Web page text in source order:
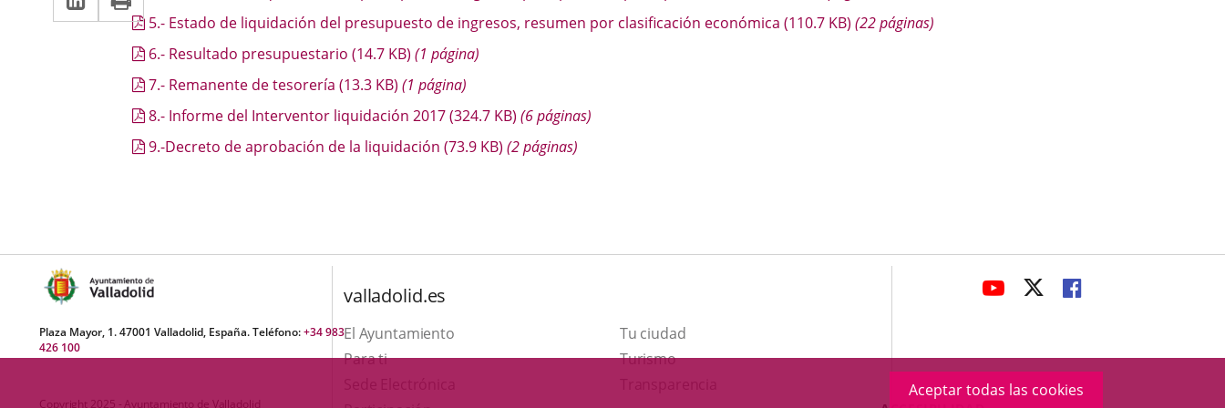
Aceptar todas las cookies
aplicación
externa.
aplicación
externa.
a
aplicación
externa.
5.- Estado de liquidación del presupuesto de ingresos, resumen por clasificación económica (110.7 KB) (22 páginas)
6.- Resultado presupuestario (14.7 KB) (1 página)
7.- Remanente de tesorería (13.3 KB) (1 página)
8.- Informe del Interventor liquidación 2017(324.7 KB) (6 páginas)
9.-Decreto de aprobación de la liquidación (73.9 KB) (2 páginas)
Plaza Mayor, 1. 47001 Valladolid, España. Teléfono:+34 983
426 100
Copyright 2025 - Ayuntamiento de Valladolid
valladolid.es
El Ayuntamiento
Tu ciudad
Para ti
TurismoEste
ENLACE
APLICACIÓN
EXTERNA.
ENLACE
APLICACIÓN
EXTERNA.
ENLACE
APLICACIÓN
EXTERNA.